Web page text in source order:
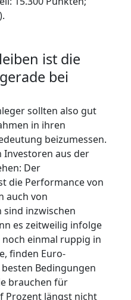
ist die
bei
sollten also gut
in ihren
beizumessen.
Investoren aus der
Der
die Performance von
auch von
sind inzwischen
es zeitweilig infolge
einmal ruppig in
finden Euro-
Bedingungen
brauchen für
Prozent längst nicht